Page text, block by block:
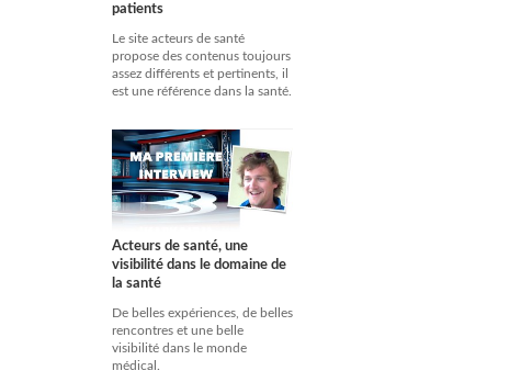
patients
Le site acteurs de santé
propose des contenus toujours
assez différents et pertinents, il
est une référence dans la santé.
Acteurs de santé, une
visibilité dans le domaine de
la santé
De belles expériences, de belles
rencontres et une belle
visibilité dans le monde
médical.